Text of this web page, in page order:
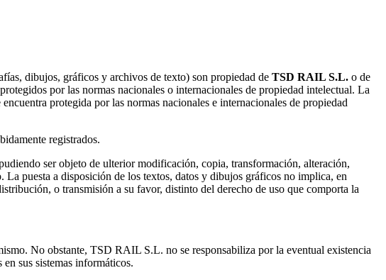
dibujos, gráficos y archivos de texto) son propiedad de TSD RAIL S.L. o de
por las normas nacionales o internacionales de propiedad intelectual. La
encuentra protegida por las normas nacionales e internacionales de propiedad
registrados.
ser objeto de ulterior modificación, copia, transformación, alteración,
puesta a disposición de los textos, datos y dibujos gráficos no implica, en
o transmisión a su favor, distinto del derecho de uso que comporta la
No obstante, TSD RAIL S.L. no se responsabiliza por la eventual existencia
sus sistemas informáticos.